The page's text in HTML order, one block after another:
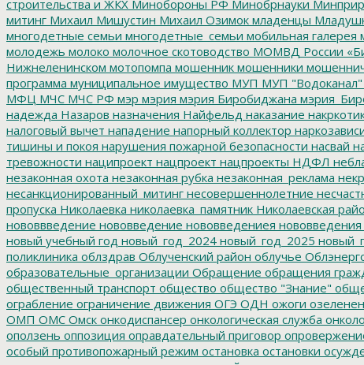
строительства и ЖКХ Минобороны РФ Минобрнауки
митинг Михаил Мишустин Михаил Озимок младенцы
многодетные семьи многодетные_семьи мобильная галерея
молодежь молоко молочное скотоводство МОМВД России
Нижнеленинском мотопомпа мошенник мошенники
программа муниципальное имущество МУП МУП "Водоканал"
МФЦ МЧС МЧС РФ мэр мэрия мэрия Биробиджана
надежда Назаров назначения Найфельд наказание
налоговый вычет нападение напорный коллектор
тишины и покоя нарушения пожарной безопасности насвай
тревожности наципроект нацпроект нацпроекты НДФЛ
незаконная охота незаконная рубка незаконная_реклама
несанкционированный_митинг несовершеннолетние
пропуска Николаевка николаевка_памятник Николаевская
нововвведение нововведение нововведениея нововведения
новый учебный год новый_год_2024 новый_год_2025
поликлиника облздрав Облученский район облучье
образовательные_организации Обращение обращения
общественный транспорт общество общество "Знание"
ограбление ограничение движения ОГЭ ОДН ожоги
ОМП ОМС Омск онкодиспансер онкологическая служба
оползень оппозиция оправдательный приговор
особый противопожарный режим остановка остановки